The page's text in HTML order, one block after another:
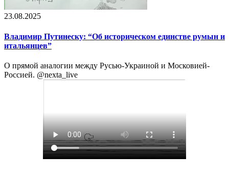
23.08.2025
Владимир Путинеску: “Об историческом единстве румын и
итальянцев”
О прямой аналогии между Русью-Украиной и Московией-
Россией. @nexta_live